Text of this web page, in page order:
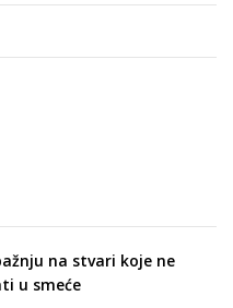
na stvari koje ne
u smeće